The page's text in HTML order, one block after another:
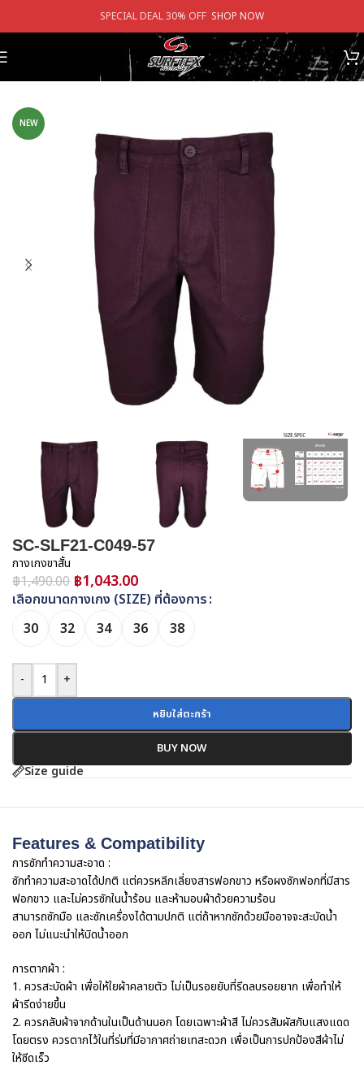
SPECIAL DEAL 30% OFF SHOP NOW
กางเกง กางเกงขาสั้น
NEW
SC-SLF21-C049-57
กางเกงขาสั้น
฿1,490.00 ฿1,043.00
เลือกขนาดกางเกง (SIZE) ที่ต้องการ
30
32 34 36 38
- +
หยิบใส่ตะกร้า
BUY NOW
Size guide
Features & Compatibility
การซักทำความสะอาด :
ซักทำความสะอาดได้ปกติ แต่ควรหลีกเลี่ยงสารฟอกขาว หรือผงซักฟอกที่มีสาร
ฟอกขาว และไม่ควรซักในน้ำร้อน และห้ามอบผ้าด้วยความร้อน
สามารถซักมือ และซักเครื่องได้ตามปกติ แต่ถ้าหากซักด้วยมืออาจจะสะบัดน้ำ
ออก ไม่แนะนำให้บิดน้ำออก
การตากผ้า :
1. ควรสะบัดผ้า เพื่อให้ใยผ้าคลายตัว ไม่เป็นรอยยับที่รีดลบรอยยาก เพื่อทำให้
ผ้ารีดง่ายขึ้น
2. ควรกลับผ้าจากด้านในเป็นด้านนอก โดยเฉพาะผ้าสี ไม่ควรสัมผัสกับแสงแดด
โดยตรง ควรตากไว้ในที่ร่มที่มีอากาศถ่ายเทสะดวก เพื่อเป็นการปกป้องสีผ้าไม่
ให้ซีดเร็ว